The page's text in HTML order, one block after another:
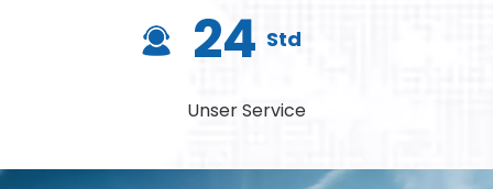
24 Std
Unser Service